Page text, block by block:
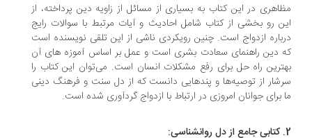
در این کتاب به بسیاری از مسائل از زاویه دین پرداخته، از
رو بخشی از کتاب شامل احادیث و آیات مرتبط با سوالات رایج
ازدواج است. چنین رویکردی ناشی از این تلقی نویسنده است
دین راهنمای سعادت بشری است و عمل بر اساس آموزه های آن
راه حل برای رفع مشکلات انسان است. می‌توان این کتاب را
از توصیه‌ها و پندهایی دانست که از دل سنت و فرهنگ دینی
برای جوانان امروزی در ارتباط با ازدواج گردآوری شده است.